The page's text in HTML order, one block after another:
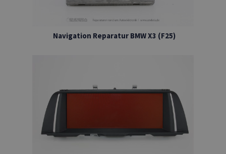
Navigation Reparatur BMW X3 (F25)